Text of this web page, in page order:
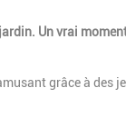
Un vrai
grâce à des